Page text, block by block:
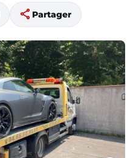
share Partager